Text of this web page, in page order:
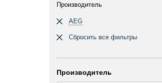
Производитель
AEG
Сбросить все фильтры
Производитель